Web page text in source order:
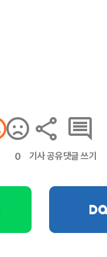
0 기사 공유댓글 쓰기